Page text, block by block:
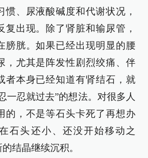
惯、尿液酸碱度和代谢状况，
复出现。除了肾脏和输尿管，
膀胱。如果已经出现明显的腰
，尤其是阵发性剧烈绞痛、伴
者本身已经知道有肾结石，就
一忍就过去”的想法。对很多人
的，不是等石头卡死了再想办
石头还小、还没开始移动之
结晶继续沉积。